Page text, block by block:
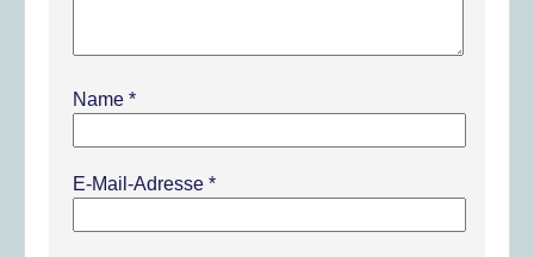
Name *
E-Mail-Adresse *